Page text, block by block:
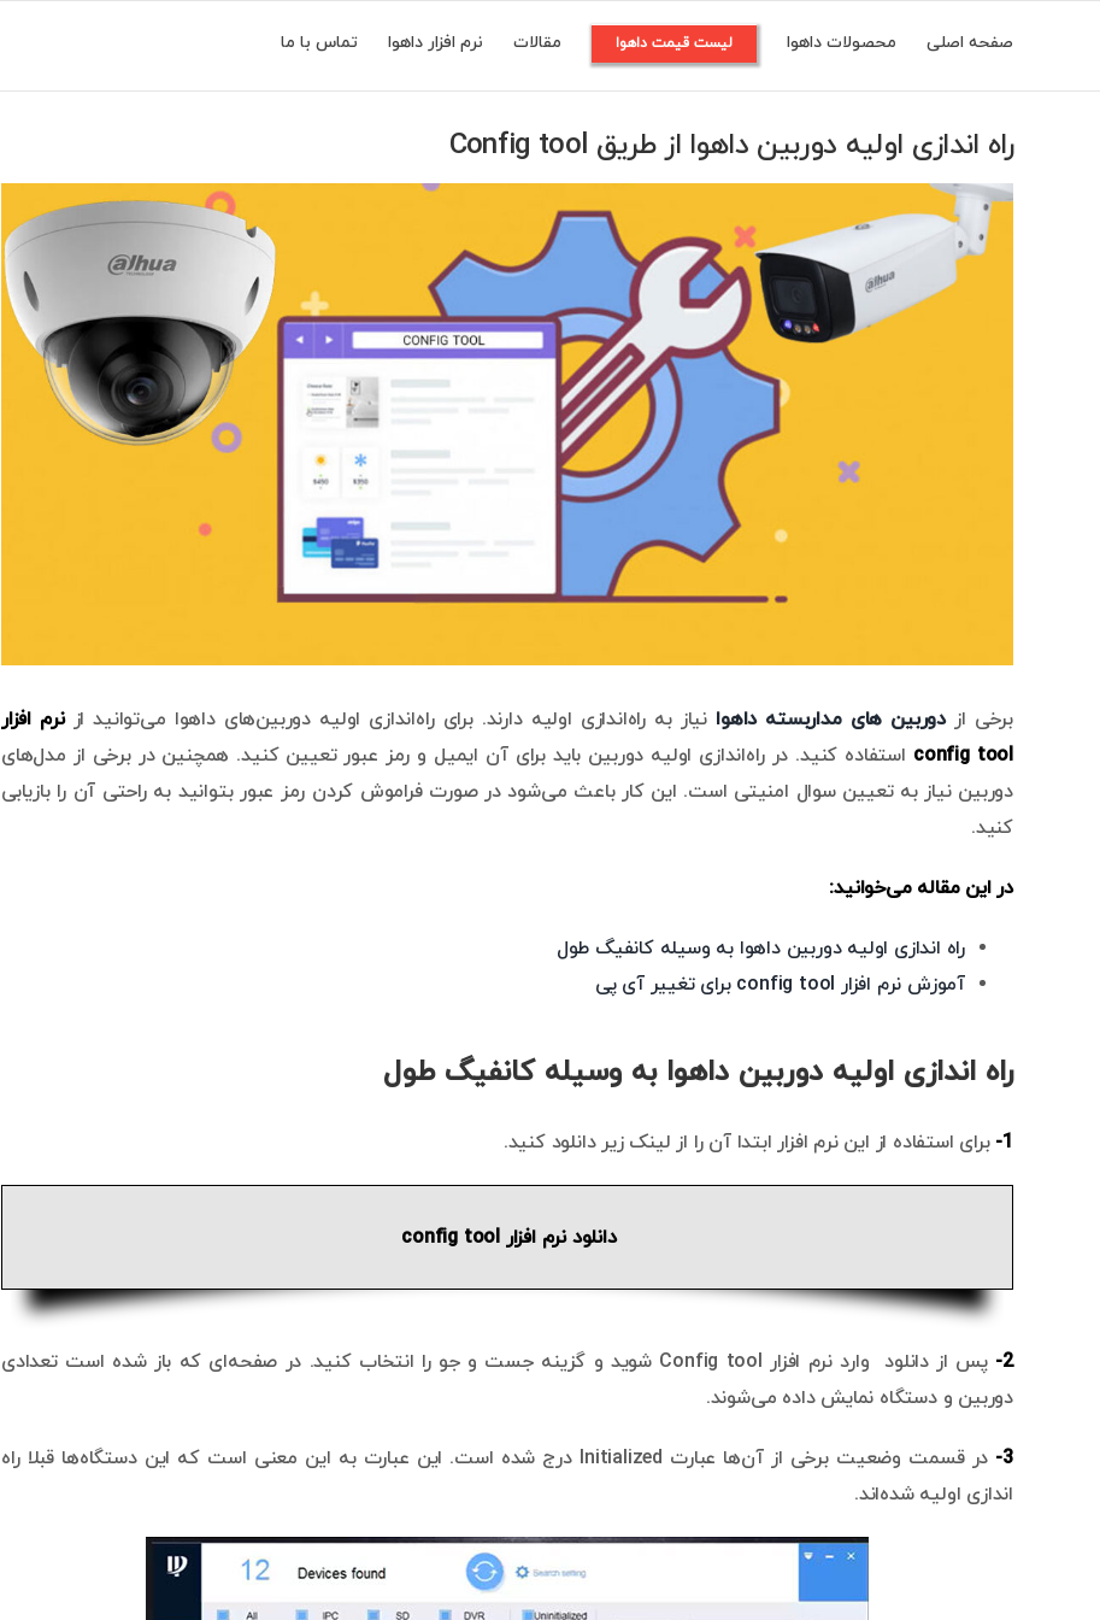
content
صفحه اصلی محصولات داهوا لیست قیمت داهوا مقالات نرم افزار داهوا تماس با ما
راه اندازی اولیه دوربین داهوا از طریق Config tool
View
Larger
برخی ازدوربین های مداربسته داهوا نیاز به راه‌اندازی اولیه دارند. برای راه‌اندازی اولیه دوربین‌های داهوا می‌توانید ازنرم افزار
config tool استفاده کنید. در راه‌اندازی اولیه دوربین باید برای آن ایمیل و رمز عبور تعیین کنید. همچنین در برخی از مدل‌های
دوربین نیاز به تعیین سوال امنیتی است. این کار باعث می‌شود در صورت فراموش کردن رمز عبور بتوانید به راحتی آن را بازیابی
کنید.
در این مقاله می‌خوانید:
راه اندازی اولیه دوربین داهوا به وسیله کانفیگ طول
آموزش نرم افزار config tool برای تغییر آی پی
راه اندازی اولیه دوربین داهوا به وسیله کانفیگ طول
1- برای استفاده از این نرم افزار ابتدا آن را از لینک زیر دانلود کنید.
دانلود نرم افزار config tool
2-
پس از دانلود وارد نرم افزار Config tool شوید و گزینه جست و جو را انتخاب کنید. در صفحه‌ای که باز شده است تعدادی
دوربین و دستگاه نمایش داده می‌شوند.
3-
در قسمت وضعیت برخی از آن‌ها عبارت Initialized درج شده است. این عبارت به این معنی است که این دستگاه‌ها قبلا راه
اندازی اولیه شده‌اند.